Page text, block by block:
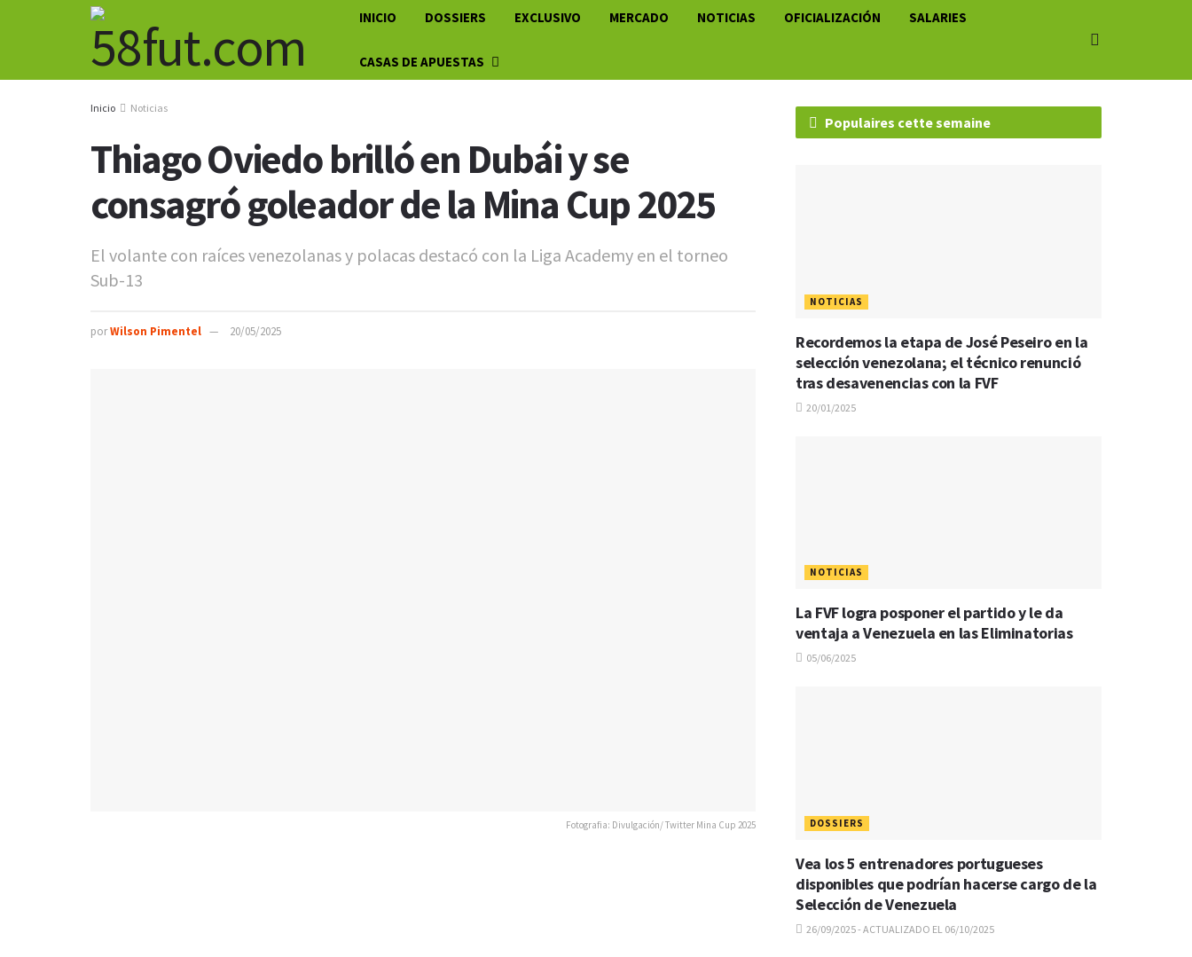
INICIO DOSSIERS EXCLUSIVO MERCADO NOTICIAS OFICIALIZACIÓN SALARIES
CASAS DE APUESTAS
Inicio Noticias
Thiago Oviedo brilló en Dubái y se
consagró goleador de la Mina Cup 2025
El volante con raíces venezolanas y polacas destacó con la Liga Academy en el torneo
Sub-13
porWilson Pimentel 20/05/2025
Fotografia: Divulgación/ Twitter Mina Cup 2025
Populaires cette semaine
NOTICIAS
Recordemos la etapa de José Peseiro en la
selección venezolana; el técnico renunció
tras desavenencias con la FVF
20/01/2025
NOTICIAS
La FVF logra posponer el partido y le da
ventaja a Venezuela en las Eliminatorias
05/06/2025
DOSSIERS
Vea los 5 entrenadores portugueses
disponibles que podrían hacerse cargo de la
Selección de Venezuela
26/09/2025 - ACTUALIZADO EL 06/10/2025